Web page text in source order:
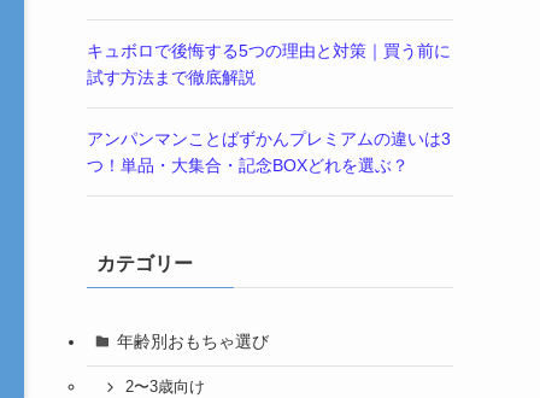
キュボロで後悔する5つの理由と対策｜買う前に
試す方法まで徹底解説
アンパンマンことばずかんプレミアムの違いは3
つ！単品・大集合・記念BOXどれを選ぶ？
カテゴリー
年齢別おもちゃ選び
2〜3歳向け